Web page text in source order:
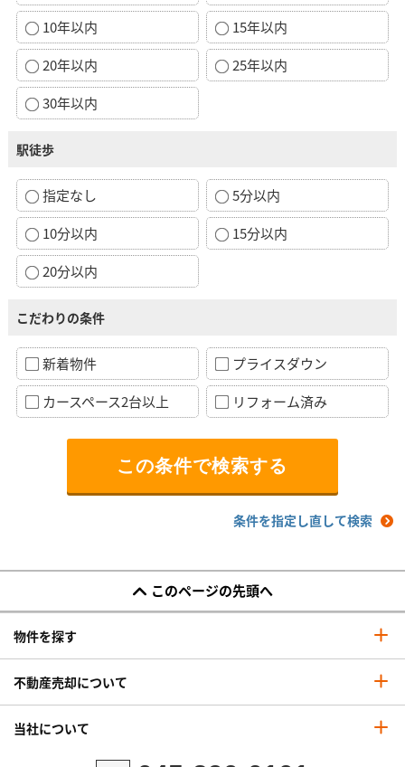
10年以内
15年以内
20年以内
25年以内
30年以内
駅徒歩
指定なし
5分以内
10分以内
15分以内
20分以内
こだわりの条件
新着物件
プライスダウン
カースペース2台以上
リフォーム済み
条件を指定し直して検索
このページの先頭へ
物件を探す
不動産売却について
当社について